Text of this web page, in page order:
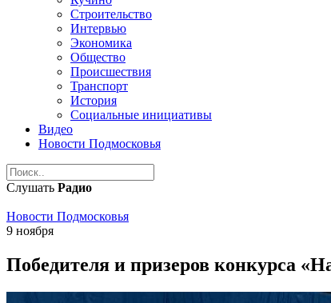
Строительство
Интервью
Экономика
Общество
Происшествия
Транспорт
История
Социальные инициативы
Видео
Новости Подмосковья
Слушать Радио
Новости Подмосковья
9 ноября
Победителя и призеров конкурса